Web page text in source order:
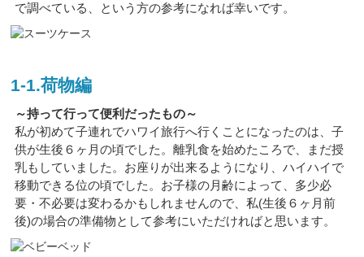
で調べている、という方の参考になれば幸いです。
1-1.荷物編
～持って行って便利だったもの～
私が初めて子連れでハワイ旅行へ行くことになったのは、子
供が生後６ヶ月の頃でした。離乳食を始めたころで、まだ授
乳もしていました。お座りが出来るようになり、ハイハイで
移動できる位の頃でした。お子様の月齢によって、多少必
要・不必要は変わるかもしれませんので、私(生後６ヶ月前
後)の場合の準備物として参考にいただければと思います。